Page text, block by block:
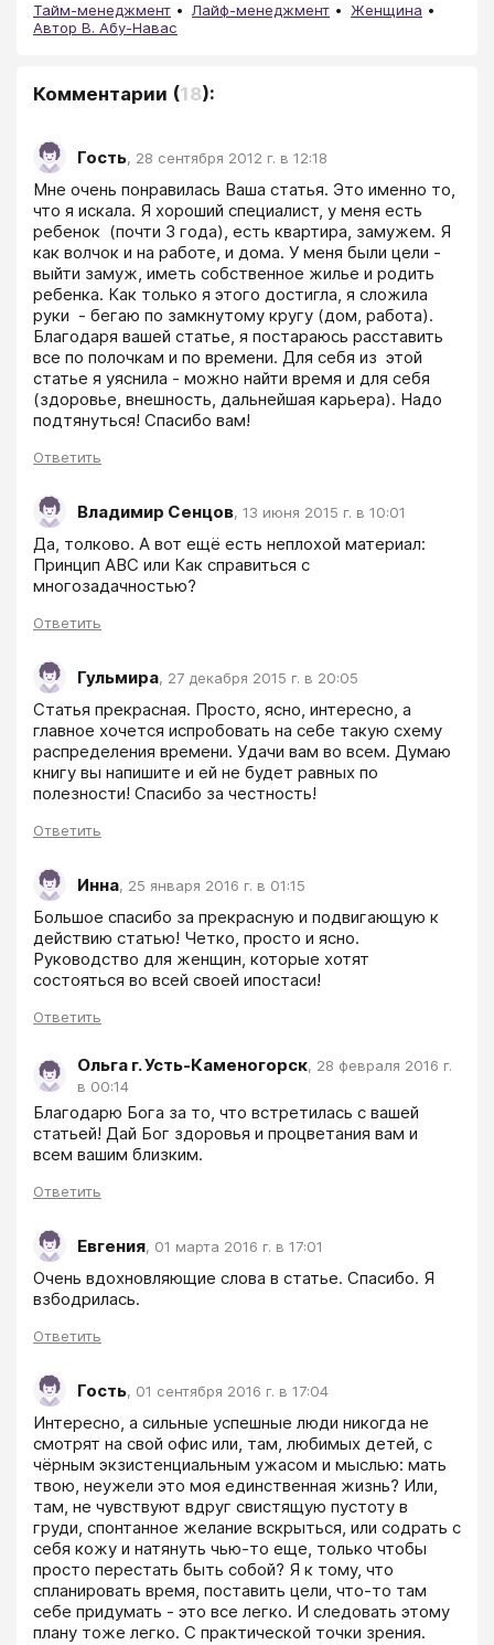
Тайм-менеджмент Лайф-менеджмент
Женщина
Автор В. Абу-Навас
Комментарии (18):
Гость, 28 сентября 2012 г. в 12:18
Мне очень понравилась Ваша статья. Это именно то,
что я искала. Я хороший специалист, у меня есть
ребенок  (почти 3 года), есть квартира, замужем. Я
как волчок и на работе, и дома. У меня были цели -
выйти замуж, иметь собственное жилье и родить
ребенка. Как только я этого достигла, я сложила
руки  - бегаю по замкнутому кругу (дом, работа).
Благодаря вашей статье, я постараюсь расставить
все по полочкам и по времени. Для себя из  этой
статье я уяснила - можно найти время и для себя
(здоровье, внешность, дальнейшая карьера). Надо
подтянуться! Спасибо вам!
Ответить
Владимир Сенцов, 13 июня 2015 г. в 10:01
Да, толково. А вот ещё есть неплохой материал:
Принцип АВС или Как справиться с
многозадачностью?
Ответить
Гульмира, 27 декабря 2015 г. в 20:05
Статья прекрасная. Просто, ясно, интересно, а
главное хочется испробовать на себе такую схему
распределения времени. Удачи вам во всем. Думаю
книгу вы напишите и ей не будет равных по
полезности! Спасибо за честность!
Ответить
Инна, 25 января 2016 г. в 01:15
Большое спасибо за прекрасную и подвигающую к
действию статью! Четко, просто и ясно.
Руководство для женщин, которые хотят
состояться во всей своей ипостаси!
Ответить
Ольга г. Усть-Каменогорск, 28 февраля 2016 г.
в 00:14
Благодарю Бога за то, что встретилась с вашей
статьей! Дай Бог здоровья и процветания вам и
всем вашим близким.
Ответить
Евгения, 01 марта 2016 г. в 17:01
Очень вдохновляющие слова в статье. Спасибо. Я
взбодрилась.
Ответить
Гость, 01 сентября 2016 г. в 17:04
Интересно, а сильные успешные люди никогда не
смотрят на свой офис или, там, любимых детей, с
чёрным экзистенциальным ужасом и мыслью: мать
твою, неужели это моя единственная жизнь? Или,
там, не чувствуют вдруг свистящую пустоту в
груди, спонтанное желание вскрыться, или содрать с
себя кожу и натянуть чью-то еще, только чтобы
просто перестать быть собой? Я к тому, что
спланировать время, поставить цели, что-то там
себе придумать - это все легко. И следовать этому
плану тоже легко. С практической точки зрения.